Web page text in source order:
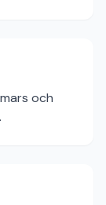
och